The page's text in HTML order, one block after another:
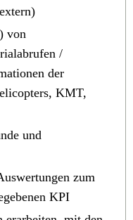
von
/
der
KMT,
und
zum
KPI